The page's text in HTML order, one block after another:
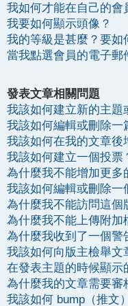
我如何才能在自己的會
我要如何顯示頭像？
我的等級是甚麼？要如
當我點選會員的電子郵
發表文章相關問題
我該如何建立新的主題
我該如何編輯或刪除一
我該如何在我的文章後
我該如何建立一個投票
為什麼我不能增加更多
我該如何編輯或刪除一
為什麼我不能訪問這個
為什麼我不能上傳附加
為什麼我收到了一個警
我該如何向版主檢舉文
在發表主題的時候顯示
為什麼我的文章需要審
我該如何 bump（推文